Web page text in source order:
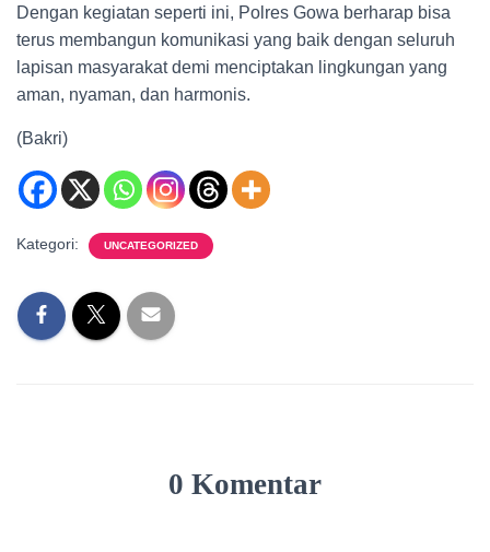
Dengan kegiatan seperti ini, Polres Gowa berharap bisa
terus membangun komunikasi yang baik dengan seluruh
lapisan masyarakat demi menciptakan lingkungan yang
aman, nyaman, dan harmonis.
(Bakri)
Kategori: UNCATEGORIZED
0 Komentar